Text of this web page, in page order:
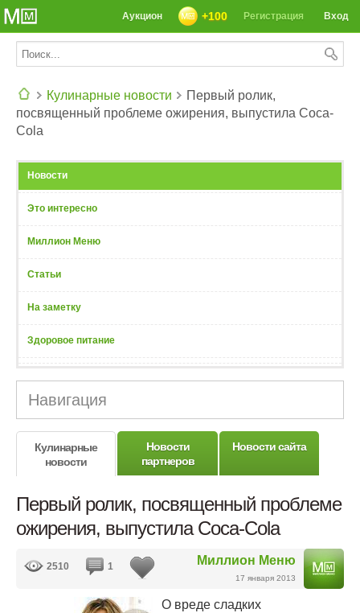
Вход
Регистрация
+100
Аукцион
Кулинарные новости
Первый ролик,
посвященный проблеме ожирения, выпустила Coca-
Cola
Новости
Это интересно
Миллион Меню
Статьи
На заметку
Здоровое питание
Навигация
Кулинарные
новости
Новости
партнеров
Новости сайта
Первый ролик, посвященный проблеме
ожирения, выпустила Coca-Cola
Миллион Меню
17 января 2013
2510 1
О вреде сладких